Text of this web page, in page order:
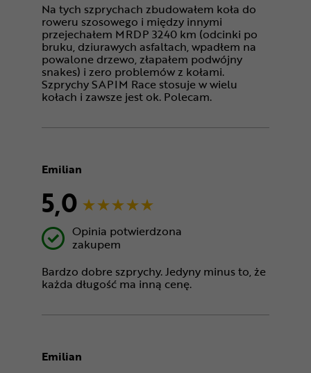
Na tych szprychach zbudowałem koła do
roweru szosowego i między innymi
przejechałem MRDP 3240 km (odcinki po
bruku, dziurawych asfaltach, wpadłem na
powalone drzewo, złapałem podwójny
snakes) i zero problemów z kołami.
Szprychy SAPIM Race stosuje w wielu
kołach i zawsze jest ok. Polecam.
Emilian
5,0
Opinia potwierdzona
zakupem
Bardzo dobre szprychy. Jedyny minus to, że
każda długość ma inną cenę.
Emilian